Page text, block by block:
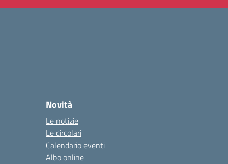
Novità
Le notizie
Le circolari
Calendario eventi
Albo online